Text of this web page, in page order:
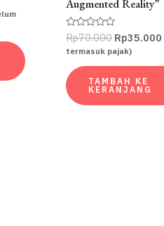
Augmented Reality”
Dinilai
0
dari
Rp70.000 Harga
aslinya
Rp35.000
termasuk pajak)
TAMBAH KE
KERANJANG